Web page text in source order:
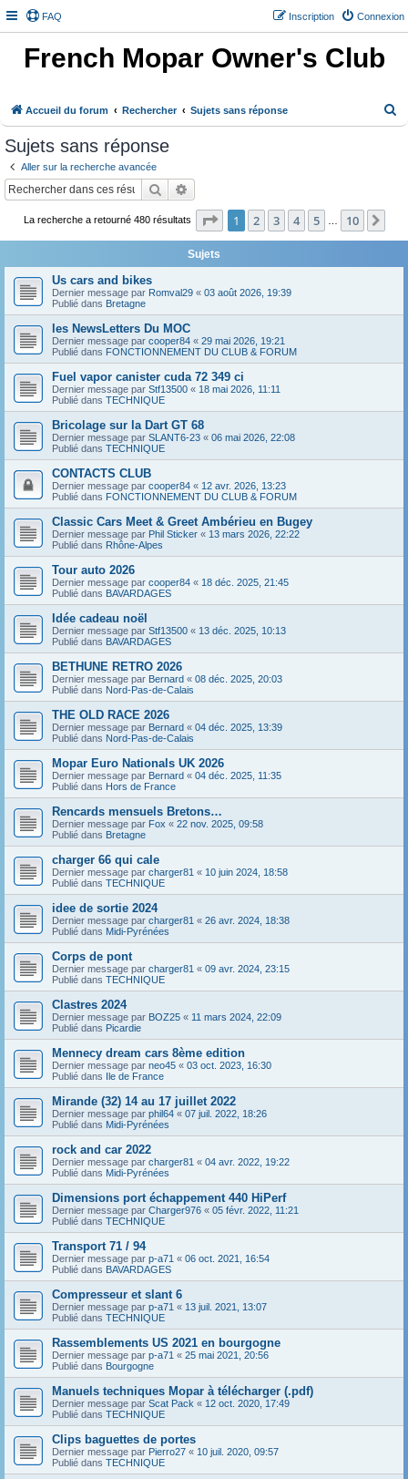
FAQ Connexion
Inscription
French Mopar Owner's Club
Accueil du forum Rechercher Sujets sans réponse
c
Sujets sans réponse
Aller sur la recherche avancée
Rechercher
La recherche a retourné 480 résultats Page 1sur10
1 2 3 4 5 10
Sujets
Us cars and bikes
Dernier message par Romval29 « 03 août 2026, 19:39
Publié dans Bretagne
les NewsLetters Du MOC
Dernier message par cooper84 « 29 mai 2026, 19:21
Publié dans FONCTIONNEMENT DU CLUB & FORUM
Fuel vapor canister cuda 72 349 ci
Dernier message par Stf13500 « 18 mai 2026, 11:11
Publié dans TECHNIQUE
Bricolage sur la Dart GT 68
Dernier message par SLANT6-23 « 06 mai 2026, 22:08
Publié dans TECHNIQUE
CONTACTS CLUB
Dernier message par cooper84 « 12 avr. 2026, 13:23
Publié dans FONCTIONNEMENT DU CLUB & FORUM
Classic Cars Meet & Greet Ambérieu en Bugey
Dernier message par Phil Sticker « 13 mars 2026, 22:22
Publié dans Rhône-Alpes
Tour auto 2026
Dernier message par cooper84 « 18 déc. 2025, 21:45
Publié dans BAVARDAGES
Idée cadeau noël
Dernier message par Stf13500 « 13 déc. 2025, 10:13
Publié dans BAVARDAGES
BETHUNE RETRO 2026
Dernier message par Bernard « 08 déc. 2025, 20:03
Publié dans Nord-Pas-de-Calais
THE OLD RACE 2026
Dernier message par Bernard « 04 déc. 2025, 13:39
Publié dans Nord-Pas-de-Calais
Mopar Euro Nationals UK 2026
Dernier message par Bernard « 04 déc. 2025, 11:35
Publié dans Hors de France
Rencards mensuels Bretons…
Dernier message par Fox « 22 nov. 2025, 09:58
Publié dans Bretagne
charger 66 qui cale
Dernier message par charger81 « 10 juin 2024, 18:58
Publié dans TECHNIQUE
idee de sortie 2024
Dernier message par charger81 « 26 avr. 2024, 18:38
Publié dans Midi-Pyrénées
Corps de pont
Dernier message par charger81 « 09 avr. 2024, 23:15
Publié dans TECHNIQUE
Clastres 2024
Dernier message par BOZ25 « 11 mars 2024, 22:09
Publié dans Picardie
Mennecy dream cars 8ème edition
Dernier message par neo45 « 03 oct. 2023, 16:30
Publié dans Ile de France
Mirande (32) 14 au 17 juillet 2022
Dernier message par phil64 « 07 juil. 2022, 18:26
Publié dans Midi-Pyrénées
rock and car 2022
Dernier message par charger81 « 04 avr. 2022, 19:22
Publié dans Midi-Pyrénées
Dimensions port échappement 440 HiPerf
Dernier message par Charger976 « 05 févr. 2022, 11:21
Publié dans TECHNIQUE
Transport 71 / 94
Dernier message par p-a71 « 06 oct. 2021, 16:54
Publié dans BAVARDAGES
Compresseur et slant 6
Dernier message par p-a71 « 13 juil. 2021, 13:07
Publié dans TECHNIQUE
Rassemblements US 2021 en bourgogne
Dernier message par p-a71 « 25 mai 2021, 20:56
Publié dans Bourgogne
Manuels techniques Mopar à télécharger (.pdf)
Dernier message par Scat Pack « 12 oct. 2020, 17:49
Publié dans TECHNIQUE
Clips baguettes de portes
Dernier message par Pierro27 « 10 juil. 2020, 09:57
Publié dans TECHNIQUE